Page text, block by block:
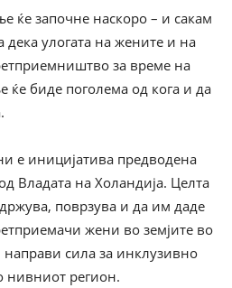
ќе започне наскоро – и сакам
дека улогата на жените и на
за време на
ќе биде поголема од кога и да
е иницијатива предводена
Владата на Холандија. Целта
поврзува и да им даде
жени во земјите во
направи сила за инклузивно
нивниот регион.